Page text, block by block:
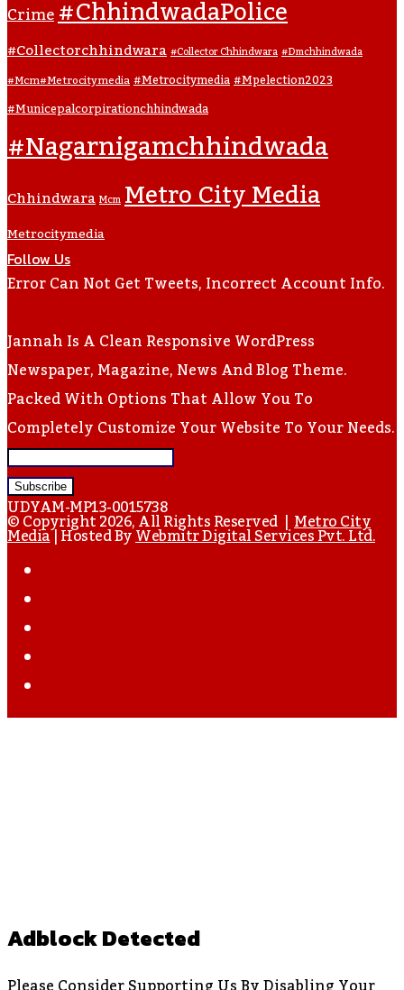
Crime#ChhindwadaPolice
#collectorchhindwara#collector Chhindwara#dmchhindwada
#mcm#metrocitymedia#metrocitymedia#mpelection2023
#municepalcorpirationchhindwada
#nagarnigamchhindwada
ChhindwaraMcmMetro City Media
Metrocitymedia
Follow Us
Error Can Not Get Tweets, Incorrect Account Info.
Jannah Is A Clean Responsive WordPress
Newspaper, Magazine, News And Blog Theme.
Packed With Options That Allow You To
Completely Customize Your Website To Your Needs.
Enter
Your
Email
Address
UDYAM-MP13-0015738
© Copyright 2026, All Rights Reserved |Metro City
Media| Hosted ByWebmitr Digital Services Pvt. Ltd.
Adblock Detected